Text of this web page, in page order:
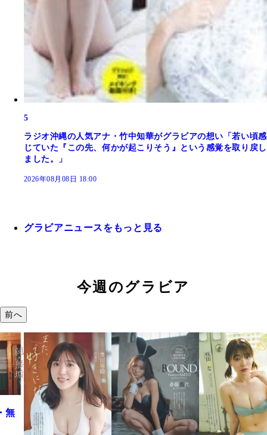
5
ラジオ沖縄の人気アナ・竹中知華がグラビアの想い「若い頃感
じていた『この先、何かが起こりそう』という感覚を取り戻し
ました。」
2026年08月08日 18:00
グラビアニュースをもっと見る
今週のグラビア
前へ
無